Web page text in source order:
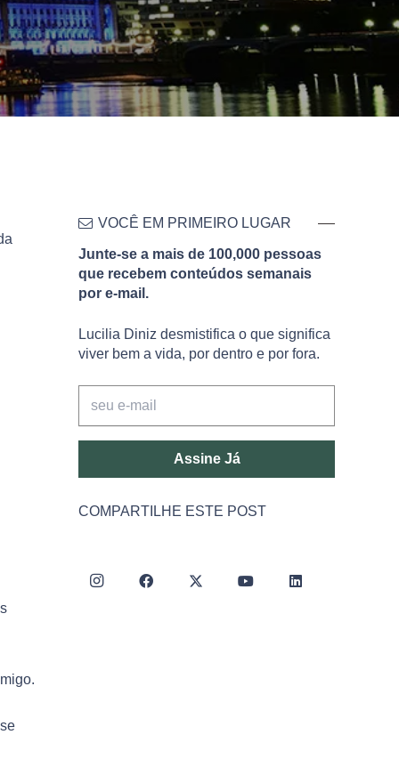
VOCÊ EM PRIMEIRO LUGAR
Junte-se a mais de 100,000 pessoas
que recebem conteúdos semanais
por e-mail.
Lucilia Diniz desmistifica o que significa
viver bem a vida, por dentro e por fora.
Assine Já
COMPARTILHE ESTE POST